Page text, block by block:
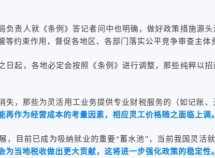
负责人就《条例》答记者问中也明确，做好政策措施源
等约束作用，督促各地区、各部门落实公平竞争审查主体
日起，各地必定会按照《条例》进行调整，那些纯粹以
失，那些为灵活用工业务提供专业财税服务的（如记账
再作为经营成本的考量因素，相应灵工价格随之面临上调。
，目前已成为吸纳就业的重要“蓄水池”，当前我国灵活
为当地税收做出更大贡献，这将进一步强化政策的稳定性。